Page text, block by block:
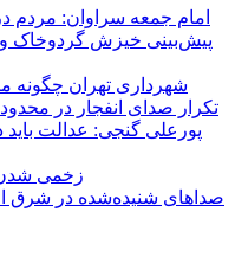
امام جمعه سراوان: مردم
پیش‌بینی خیزش گردوخاک و
شهرداری تهران چگونه
تکرار صدای انفجار در
پورعلی گنجی: عدالت باید
زخمی شدن ۳ نظامی صهیونیست در جنوب
صداهای شنیده‌شده در شرق